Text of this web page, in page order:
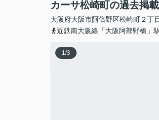
カーサ松崎町の過去掲
大阪府大阪市阿倍野区松崎町２丁
近鉄南大阪線「大阪阿部野橋」
1/3